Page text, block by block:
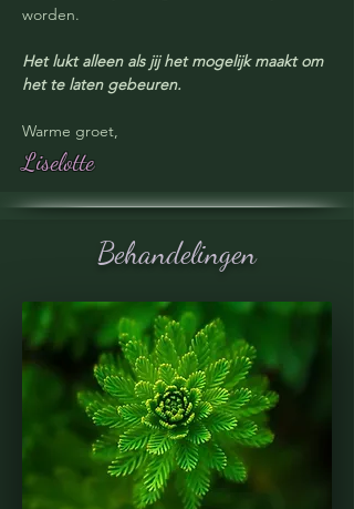
worden.
Het lukt alleen als jij het mogelijk maakt om
het te laten gebeuren.
Warme groet,
Liselotte
Behandelingen